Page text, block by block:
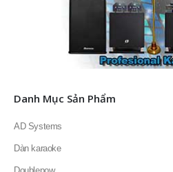
Danh Mục Sản Phẩm
AD Systems
Dàn karaoke